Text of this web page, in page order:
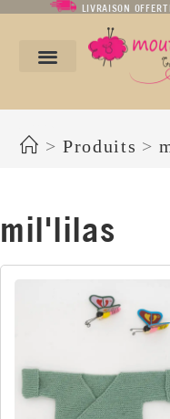
LIVRAISON
> Produits >
mil'lilas